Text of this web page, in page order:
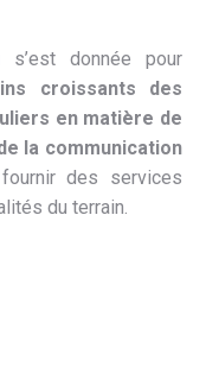
donnée pour
croissants des
en matière de
la communication
des services
du terrain.